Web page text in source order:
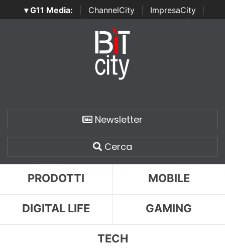
▾ G11 Media: ChannelCity ImpresaCity
SecurityOpenLab | Italian Channel Awards | Italian
Italian Security Awards
Newsletter
Cerca
PRODOTTI MOBILE
DIGITAL LIFE GAMING
TECH